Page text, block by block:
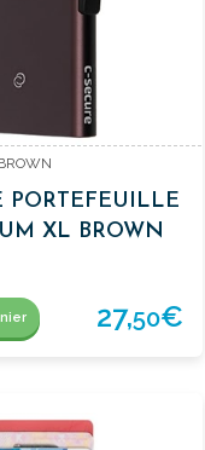
PORTEFEUILLE
XL BROWN
27,50€